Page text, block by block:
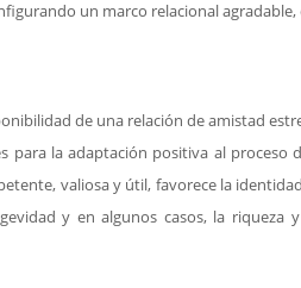
un marco relacional
de una relación de amistad
para la adaptación positiva al proceso
valiosa y útil, favorece la
y en algunos casos, la